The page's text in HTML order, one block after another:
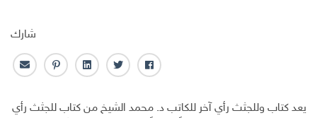
شارك
ف
ت
ي
ل
ب
ت
ا
ب
يعد كتاب وللجثث رأي آخر للكاتب د. محمد الشيخ من كتاب للجثث رأي